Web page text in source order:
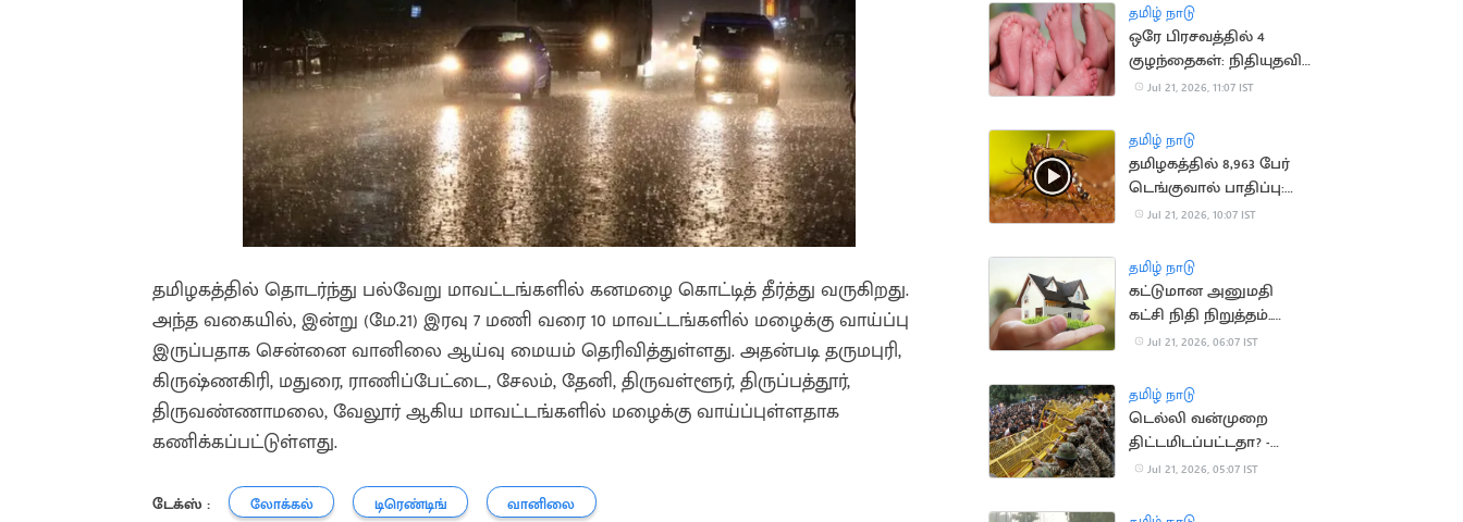
தமிழகத்தில் தொடர்ந்து பல்வேறு மாவட்டங்களில் கனமழை கொட்டித் தீர்த்து வருகிறது.
அந்த வகையில், இன்று (மே.21) இரவு 7 மணி வரை 10 மாவட்டங்களில் மழைக்கு வாய்ப்பு
இருப்பதாக சென்னை வானிலை ஆய்வு மையம் தெரிவித்துள்ளது. அதன்படி தருமபுரி,
கிருஷ்ணகிரி, மதுரை, ராணிப்பேட்டை, சேலம், தேனி, திருவள்ளூர், திருப்பத்தூர்,
திருவண்ணாமலை, வேலூர் ஆகிய மாவட்டங்களில் மழைக்கு வாய்ப்புள்ளதாக
கணிக்கப்பட்டுள்ளது.
டேக்ஸ் : லோக்கல் டிரெண்டிங் வானிலை
தமிழ் நாடு
ஒரே பிரசவத்தில் 4
குழந்தைகள்: நிதியுதவி
கோரும் ஆஸ்திரேலிய
Jul 21, 2026, 11:07 IST
தமிழ் நாடு
தமிழகத்தில் 8,963 பேர்
டெங்குவால் பாதிப்பு:
சுகாதாரத்துறை தகவல்
Jul 21, 2026, 10:07 IST
தமிழ் நாடு
கட்டுமான அனுமதி
கட்சி நிதி நிறுத்தம்..
வீடுகள் விலை
Jul 21, 2026, 06:07 IST
தமிழ் நாடு
டெல்லி வன்முறை
திட்டமிடப்பட்டதா? -
விசாரணை தீவிரம்
Jul 21, 2026, 05:07 IST